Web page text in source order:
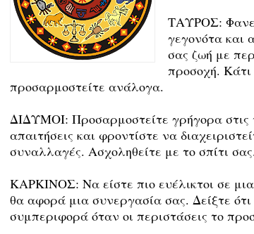
ΤΑΥΡΟΣ:
γεγονότα και
σας ζωή με
προσοχή.
προσαρμοστείτε ανάλογα.
ΔΙΔΥΜΟΙ: Προσαρμοστείτε γρήγορα στις
απαιτήσεις και φροντίστε να
συναλλαγές. Ασχοληθείτε με το σπίτι σας.
ΚΑΡΚΙΝΟΣ: Να είστε πιο ευέλικτοι σε
θα αφορά μια συνεργασία σας. Δείξτε
συμπεριφορά όταν οι περιστάσεις το